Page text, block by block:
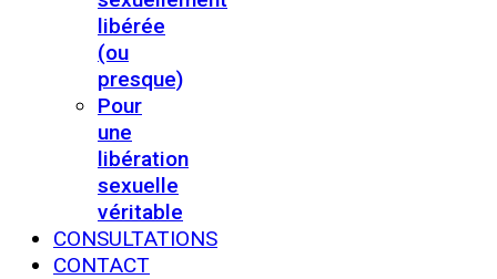
libérée
(ou
presque)
Pour
une
libération
sexuelle
véritable
CONSULTATIONS
CONTACT